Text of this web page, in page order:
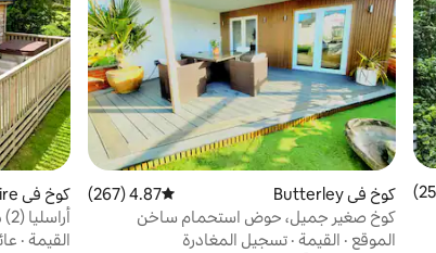
مراجعات كوخ في Butterley متوسط التقييم 4.87 من 5، 267 مراجعات
4.87 (267)
كوخ صغير جميل، حوض استحمام ساخن
الموقع · القيمة · تسجيل المغادرة
كوخ في Derbyshire
القيمة ·